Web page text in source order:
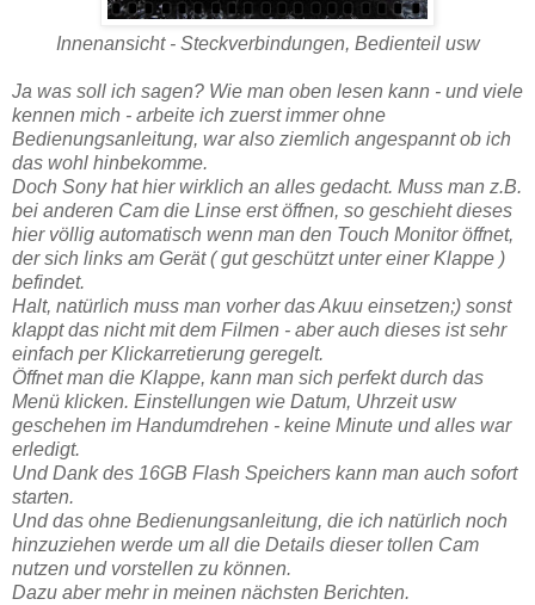
Innenansicht - Steckverbindungen, Bedienteil usw
Ja was soll ich sagen? Wie man oben lesen kann - und viele
kennen mich - arbeite ich zuerst immer ohne
Bedienungsanleitung, war also ziemlich angespannt ob ich
das wohl hinbekomme.
Doch Sony hat hier wirklich an alles gedacht. Muss man z.B.
bei anderen Cam die Linse erst öffnen, so geschieht dieses
hier völlig automatisch wenn man den Touch Monitor öffnet,
der sich links am Gerät ( gut geschützt unter einer Klappe )
befindet.
Halt, natürlich muss man vorher das Akuu einsetzen;) sonst
klappt das nicht mit dem Filmen - aber auch dieses ist sehr
einfach per Klickarretierung geregelt.
Öffnet man die Klappe, kann man sich perfekt durch das
Menü klicken. Einstellungen wie Datum, Uhrzeit usw
geschehen im Handumdrehen - keine Minute und alles war
erledigt.
Und Dank des 16GB Flash Speichers kann man auch sofort
starten.
Und das ohne Bedienungsanleitung, die ich natürlich noch
hinzuziehen werde um all die Details dieser tollen Cam
nutzen und vorstellen zu können.
Dazu aber mehr in meinen nächsten Berichten.